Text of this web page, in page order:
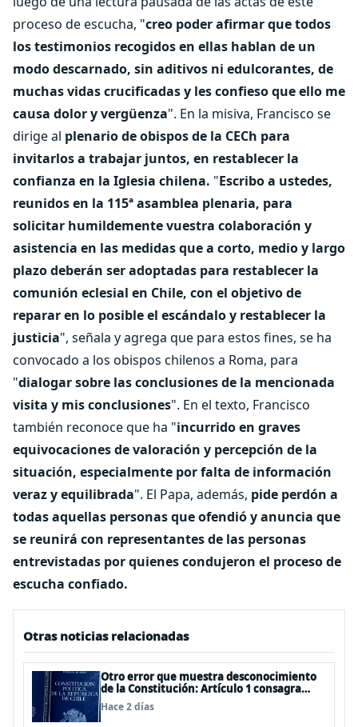
proceso de escucha, "creo poder afirmar que todos
los testimonios recogidos en ellas hablan de un
modo descarnado, sin aditivos ni edulcorantes, de
muchas vidas crucificadas y les confieso que ello me
causa dolor y vergüenza". En la misiva, Francisco se
dirige al plenario de obispos de la CECh para
invitarlos a trabajar juntos, en restablecer la
confianza en la Iglesia chilena. "Escribo a ustedes,
reunidos en la 115ª asamblea plenaria, para
solicitar humildemente vuestra colaboración y
asistencia en las medidas que a corto, medio y largo
plazo deberán ser adoptadas para restablecer la
comunión eclesial en Chile, con el objetivo de
reparar en lo posible el escándalo y restablecer la
justicia", señala y agrega que para estos fines, se ha
convocado a los obispos chilenos a Roma, para
"dialogar sobre las conclusiones de la mencionada
visita y mis conclusiones". En el texto, Francisco
también reconoce que ha "incurrido en graves
equivocaciones de valoración y percepción de la
situación, especialmente por falta de información
veraz y equilibrada". El Papa, además, pide perdón a
todas aquellas personas que ofendió y anuncia que
se reunirá con representantes de las personas
entrevistadas por quienes condujeron el proceso de
escucha confiado.
Otras noticias relacionadas
Otro error que muestra desconocimiento
de la Constitución: Artículo 1 consagra
resguardar la seguridad nacional y
proteger a los ciudadanos
Hace 2 días